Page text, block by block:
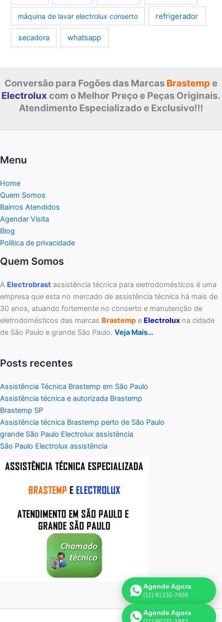
máquina de lavar electrolux conserto refrigerador
secadora whatsapp
Conversão para Fogões das Marcas Brastemp e
Electrolux com o Melhor Preço e Peças Originais.
Atendimento Especializado e Exclusivo!!!
Menu
Home
Quem Somos
Bairros Atendidos
Agendar Visita
Blog
Política de privacidade
Quem Somos
A Electrobrast assistência técnica para eletrodomésticos é uma
empresa que esta no mercado de assistência técnica há mais de
30 anos, atuando fortemente no conserto e manutenção de
eletrodomésticos das marcas Brastemp e Electrolux na cidade
de São Paulo e grande São Paulo. Veja Mais…
Posts recentes
Assistência Técnica Brastemp em São Paulo
Assistência técnica e autorizada Brastemp
Brastemp SP
Assistência técnica Brastemp perto de São Paulo
grande São Paulo Electrolux assistência
São Paulo Electrolux assistência
Agende Agora
(11) 91332-7456
Agende Agora